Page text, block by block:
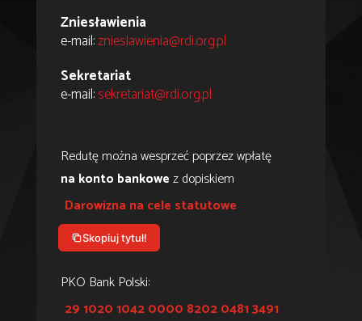
Zniesławienia
e-mail:znieslawienia@rdi.org.pl
Sekretariat
e-mail:sekretariat@rdi.org.pl
Redutę można wesprzeć poprzez wpłatę
na konto bankowez dopiskiem
Darowizna na cele statutowe
Skopiuj tytuł!
PKO Bank Polski:
29 1020 1042 0000 8202 0481 3491